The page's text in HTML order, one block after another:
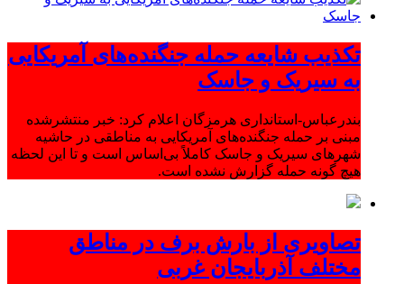
تکذیب شایعه حمله جنگنده‌های آمریکایی
به سیریک و جاسک
بندرعباس-استانداری هرمزگان اعلام کرد: خبر منتشرشده
مبنی بر حمله جنگنده‌های آمریکایی به مناطقی در حاشیه
شهرهای سیریک و جاسک کاملاً بی‌اساس است و تا این لحظه
هیچ گونه حمله گزارش نشده است.
تصاویری از بارش برف در مناطق
مختلف آذربایجان غربی